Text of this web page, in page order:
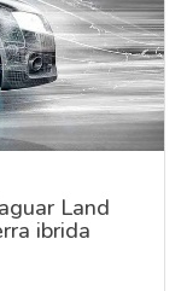
Land
ibrida